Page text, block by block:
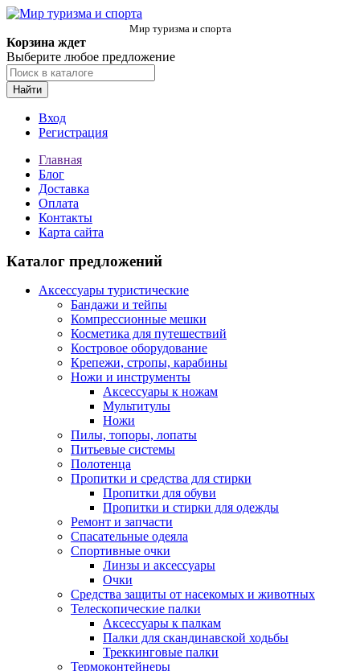
Мир туризма и спорта
Корзина ждет
Выберите любое предложение
Найти
Вход
Регистрация
Главная
Блог
Доставка
Оплата
Контакты
Карта сайта
Каталог предложений
Аксессуары туристические
Бандажи и тейпы
Компрессионные мешки
Косметика для путешествий
Костровое оборудование
Крепежи, стропы, карабины
Ножи и инструменты
Аксессуары к ножам
Мультитулы
Ножи
Пилы, топоры, лопаты
Питьевые системы
Полотенца
Пропитки и средства для стирки
Пропитки для обуви
Пропитки и стирки для одежды
Ремонт и запчасти
Спасательные одеяла
Спортивные очки
Линзы и аксессуары
Очки
Средства защиты от насекомых и животных
Телескопические палки
Аксессуары к палкам
Палки для скандинавской ходьбы
Треккинговые палки
Термоконтейнеры